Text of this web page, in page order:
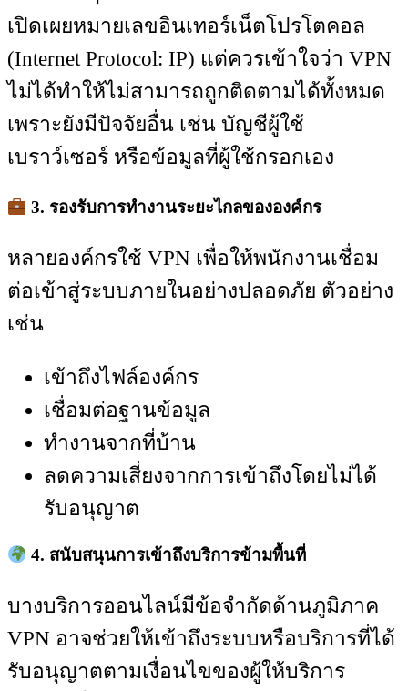
เปิดเผยหมายเลขอินเทอร์เน็ตโปรโตคอล
(Internet Protocol: IP) แต่ควรเข้าใจว่า VPN
ไม่ได้ทำให้ไม่สามารถถูกติดตามได้ทั้งหมด
เพราะยังมีปัจจัยอื่น เช่น บัญชีผู้ใช้
เบราว์เซอร์ หรือข้อมูลที่ผู้ใช้กรอกเอง
3. รองรับการทำงานระยะไกลขององค์กร
หลายองค์กรใช้ VPN เพื่อให้พนักงานเชื่อม
ต่อเข้าสู่ระบบภายในอย่างปลอดภัย ตัวอย่าง
เช่น
เข้าถึงไฟล์องค์กร
เชื่อมต่อฐานข้อมูล
ทำงานจากที่บ้าน
ลดความเสี่ยงจากการเข้าถึงโดยไม่ได้
รับอนุญาต
4. สนับสนุนการเข้าถึงบริการข้ามพื้นที่
บางบริการออนไลน์มีข้อจำกัดด้านภูมิภาค
VPN อาจช่วยให้เข้าถึงระบบหรือบริการที่ได้
รับอนุญาตตามเงื่อนไขของผู้ให้บริการ